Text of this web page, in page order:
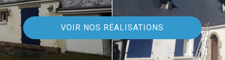
VOIR NOS RÉALISATIONS